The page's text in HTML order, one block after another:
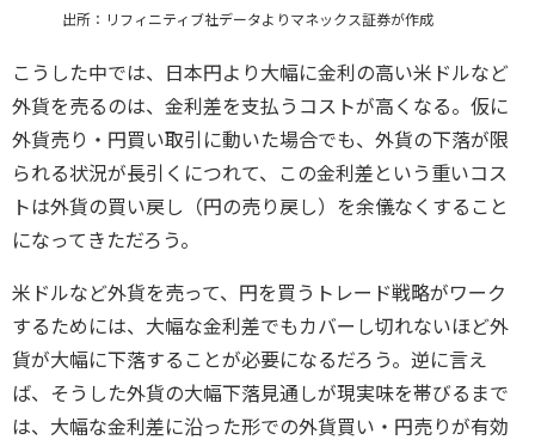
出所：リフィニティブ社データよりマネックス証券が作成
こうした中では、日本円より大幅に金利の高い米ドルなど
外貨を売るのは、金利差を支払うコストが高くなる。仮に
外貨売り・円買い取引に動いた場合でも、外貨の下落が限
られる状況が長引くにつれて、この金利差という重いコス
トは外貨の買い戻し（円の売り戻し）を余儀なくすること
になってきただろう。
米ドルなど外貨を売って、円を買うトレード戦略がワーク
するためには、大幅な金利差でもカバーし切れないほど外
貨が大幅に下落することが必要になるだろう。逆に言え
ば、そうした外貨の大幅下落見通しが現実味を帯びるまで
は、大幅な金利差に沿った形での外貨買い・円売りが有効